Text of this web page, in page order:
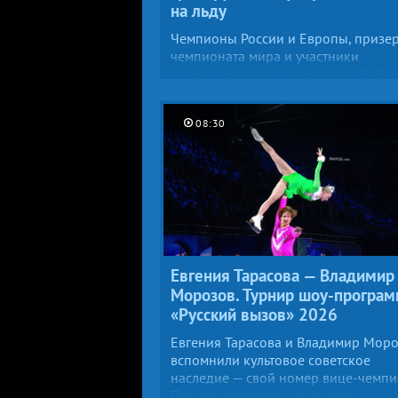
на льду
Чемпионы России и Европы,
чемпионата мира и участники
«Юбилейного» под трек группы
«Одно и то же».
08:30
Евгения Тарасова — Владимир
Морозов. Турнир шоу-
«Русский вызов» 2026
Евгения Тарасова и Владимир
вспомнили культовое советское
наследие — свой номер вице-